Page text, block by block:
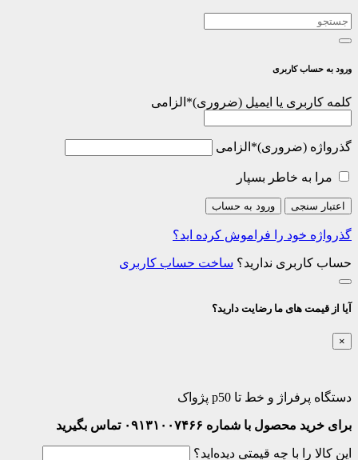
ورود به حساب کاربری
کلمه کاربری یا ایمیل * الزامی
گذرواژه * الزامی
مرا به خاطر بسپار
اعتبار سنجی ورود به حساب
گذرواژه خود را فراموش کرده اید؟
حساب کاربری ندارید؟ ساخت حساب کاربری
آیا از قیمت های ما رضایت دارید؟
×
دستگاه پرفراژ و خط تا p50 پژواک
برای خرید محصول با شماره ۰۹۱۳۱۰۰۷۴۶۶ تماس بگیرید
این کالا را با چه قیمتی دیده‌اید؟